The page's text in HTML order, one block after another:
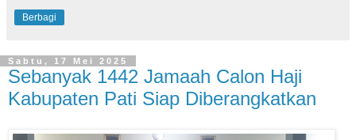
Berbagi
Sabtu, 17 Mei 2025
Sebanyak 1442 Jamaah Calon Haji
Kabupaten Pati Siap Diberangkatkan